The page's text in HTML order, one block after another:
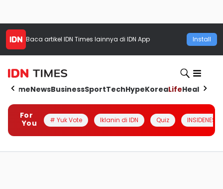
Baca artikel IDN Times lainnya di IDN App Install
HomeNewsBusinessSportTechHypeKoreaLifeHealth
For
You
# Yuk Vote Iklanin di IDN Quiz INSIDENESIA